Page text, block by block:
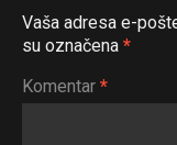
Vaša adresa e-
su označena *
Komentar *